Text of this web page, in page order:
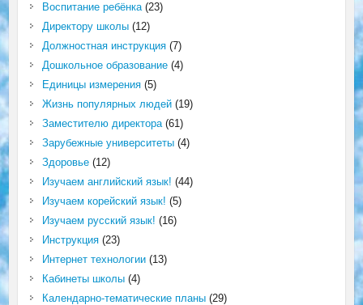
Воспитание ребёнка(23)
Директору школы(12)
Должностная инструкция(7)
Дошкольное образование(4)
Единицы измерения(5)
Жизнь популярных людей(19)
Заместителю директора(61)
Зарубежные университеты(4)
Здоровье(12)
Изучаем английский язык! (44)
Изучаем корейский язык! (5)
Изучаем русский язык! (16)
Инструкция(23)
Интернет технологии(13)
Кабинеты школы(4)
Календарно-тематические планы(29)